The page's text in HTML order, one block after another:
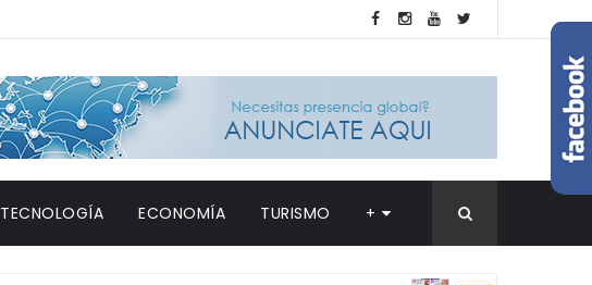
TECNOLOGÍA ECONOMÍA TURISMO +